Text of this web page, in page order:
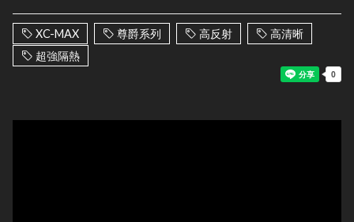
XC-MAX 尊爵系列 高反射
高清晰
超強隔熱